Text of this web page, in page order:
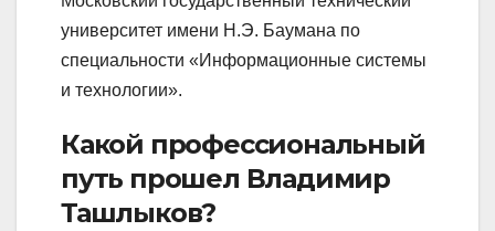
университет имени Н.Э. Баумана по
специальности «Информационные системы
и технологии».
Какой профессиональный
путь прошел Владимир
Ташлыков?